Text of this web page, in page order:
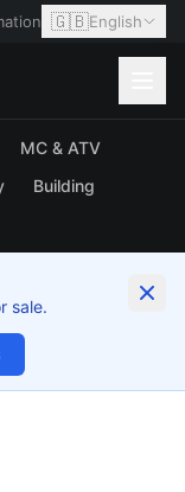
🇬🇧English
MC & ATV
Building
sale.
1/42